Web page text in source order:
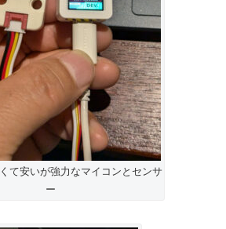
て安いが強力なマイコンとセンサ
ー